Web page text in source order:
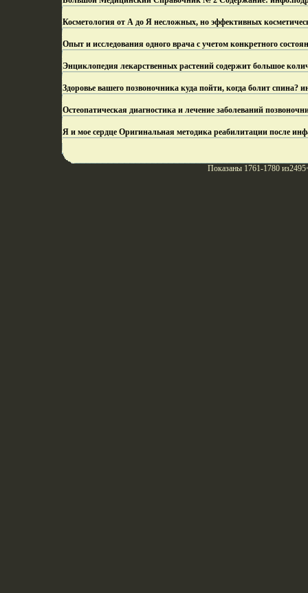
Косметология от А до Я несложных, но эффективных
Опыт и исследования одного врача с учетом конкретного
Энциклопедия лекарственных растений содержит большое
Здоровье вашего позвоночника куда пойти, когда болит спина?
Остеопатическая диагностика и лечение заболеваний
Я и мое сердце Оригинальная методика реабилитации после
Показаны 1761-1780